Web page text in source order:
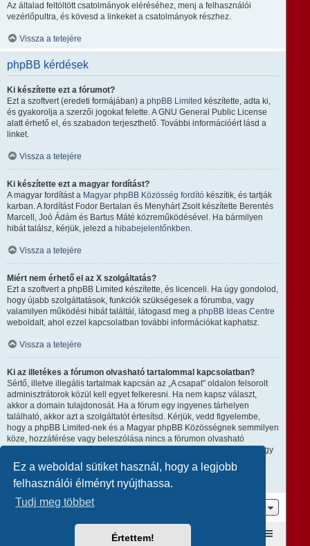
Ez a weboldal sütiket használ, hogy a legjobb
felhasználói élményt nyújthassa.
Tudj meg többet
Értettem!
Az általad feltöltött csatolmányok eléréséhez, menj a felhasználói
vezérlőpultra, és kövesd a linkeket a csatolmányok részhez.
Vissza a tetejére
phpBB kérdések
Ki készítette ezt a fórumot?
Ezt a szoftvert (eredeti formájában) a phpBB Limited készítette, adta ki,
és gyakorolja a szerzői jogokat felette. A GNU General Public License
alatt érhető el, és szabadon terjeszthető. További információért lásd a
linket.
Vissza a tetejére
Ki készítette ezt a magyar fordítást?
A magyar fordítást a Magyar phpBB Közösség fordító készítik, és tartják
karban. A fordítást Fodor Bertalan és Menyhárt Zsolt készítette Berentés
Marcell, Joó Ádám és Bartus Máté közreműködésével. Ha bármilyen
hibát találsz, kérjük, jelezd a hibabejelentőnkben.
Vissza a tetejére
Miért nem érhető el az X szolgáltatás?
Ezt a szoftvert a phpBB Limited készítette, és licenceli. Ha úgy gondolod,
hogy újabb szolgáltatások, funkciók szükségesek a fórumba, vagy
valamilyen működési hibát találtál, látogasd meg a phpBB Ideas Centre
weboldalt, ahol ezzel kapcsolatban további információkat kaphatsz.
Vissza a tetejére
Ki az illetékes a fórumon olvasható tartalommal kapcsolatban?
Sértő, illetve illegális tartalmak kapcsán az „A csapat” oldalon felsorolt
adminisztrátorok közül kell egyet felkeresni. Ha nem kapsz választ,
akkor a domain tulajdonosát. Ha a fórum egy ingyenes tárhelyen
található, akkor azt a szolgáltatót értesítsd. Kérjük, vedd figyelembe,
hogy a phpBB Limited-nek és a Magyar phpBB Közösségnek semmilyen
köze, hozzáférése vagy beleszólása nincs a fórumon olvasható
tartalomhoz, ezért nem tehető semmilyen módon felelőssé amiatt, hogy
ki mire használja ezt a fórumot.
Vissza a tetejére